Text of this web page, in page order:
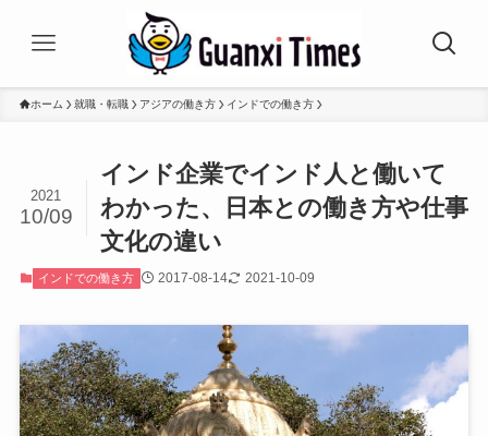
ホーム 就職・転職 アジアの働き方 インドでの働き方
インド企業でインド人と働いて
わかった、日本との働き方や仕事
文化の違い
2021
10/09
インドでの働き方 2017-08-14 2021-10-09